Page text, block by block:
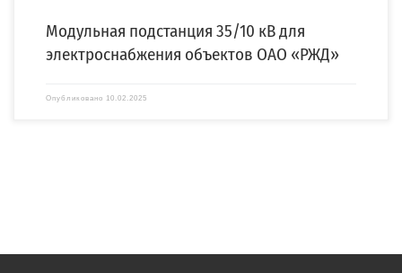
Модульная подстанция 35/10 кВ для
электроснабжения объектов ОАО «РЖД»
Опубликовано 10.02.2025